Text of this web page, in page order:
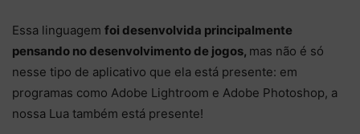
Essa linguagem foi desenvolvida principalmente
pensando no desenvolvimento de jogos, mas não é só
nesse tipo de aplicativo que ela está presente: em
programas como Adobe Lightroom e Adobe Photoshop, a
nossa Lua também está presente!